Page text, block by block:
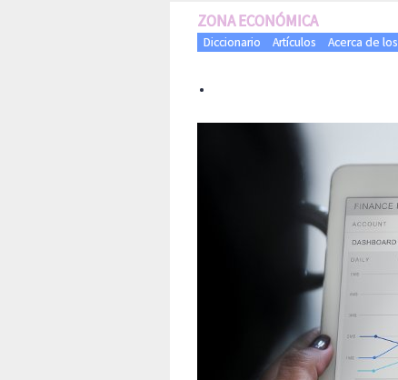
ZONA ECONÓMICA
Diccionario Artículos Acerca de
·